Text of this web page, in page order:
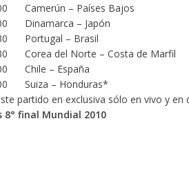
Camerún – Países Bajos
Dinamarca – Japón
Portugal – Brasil
Corea del Norte – Costa de Marfil
Chile – España
Suiza – Honduras*
partido en exclusiva sólo en vivo y en
final Mundial 2010